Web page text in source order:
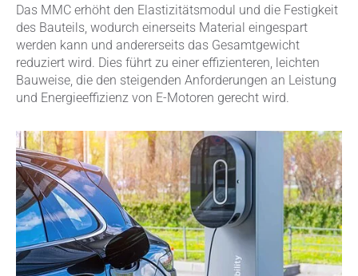
Das MMC erhöht den Elastizitätsmodul und die Festigkeit
des Bauteils, wodurch einerseits Material eingespart
werden kann und andererseits das Gesamtgewicht
reduziert wird. Dies führt zu einer effizienteren, leichten
Bauweise, die den steigenden Anforderungen an Leistung
und Energieeffizienz von E-Motoren gerecht wird.